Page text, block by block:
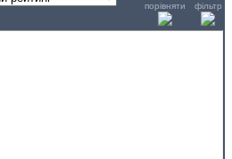
порівняти фільтр